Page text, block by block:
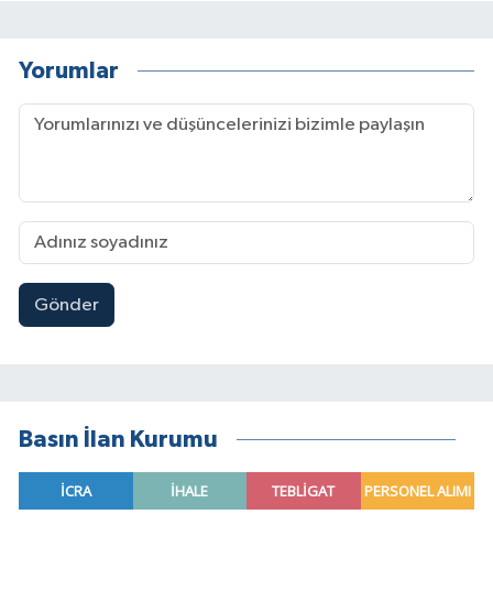
Yorumlar
Gönder
Basın İlan Kurumu